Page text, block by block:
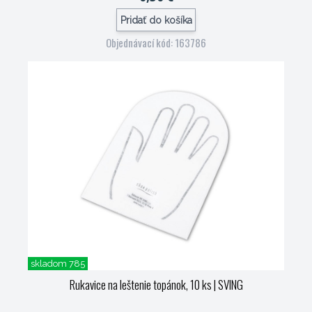
Pridať do košíka
Objednávací kód: 163786
skladom 785
Rukavice na leštenie topánok, 10 ks| SVING